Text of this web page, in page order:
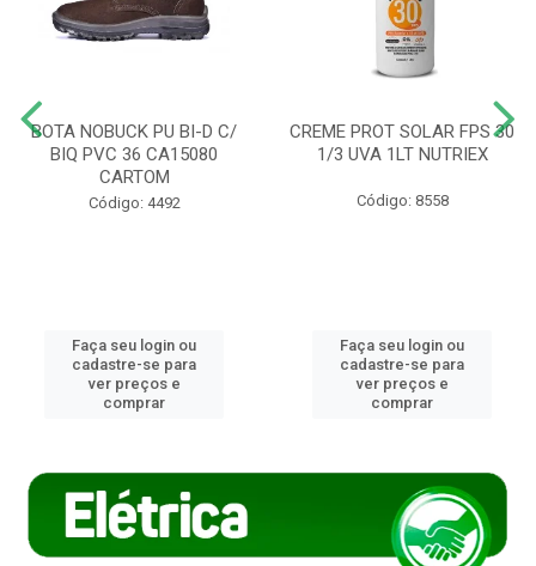
BOTA NOBUCK PU BI-D C/
BIQ PVC 36 CA15080
CARTOM
Código: 4492
Faça seu login ou
cadastre-se para
ver preços e
comprar
CREME PROT SOLAR FPS 30
1/3 UVA 1LT NUTRIEX
Código: 8558
Faça seu login ou
cadastre-se para
ver preços e
comprar